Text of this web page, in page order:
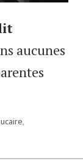
aucunes
,